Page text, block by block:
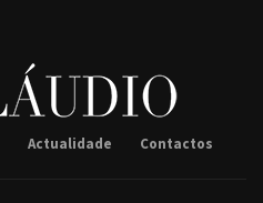
Actualidade Contactos